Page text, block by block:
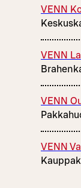
VENN
VENN
VENN
VENN